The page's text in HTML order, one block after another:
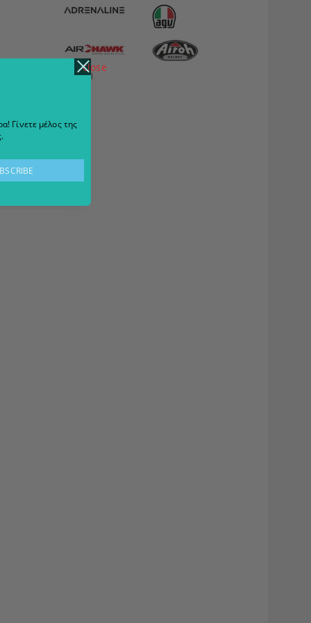
View all
Γίνετε μέλος της
close